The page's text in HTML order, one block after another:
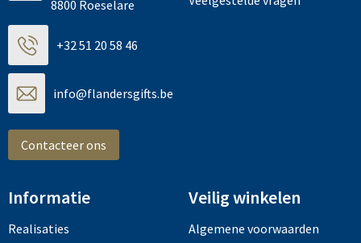
8800 Roeselare
+32 51 20 58 46
info@flandersgifts.be
Contacteer ons
Informatie
Realisaties
Veilig winkelen
Algemene voorwaarden